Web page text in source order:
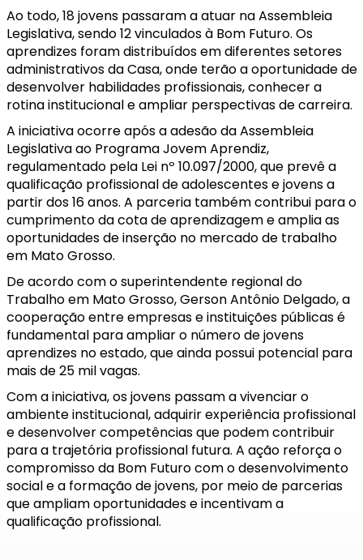
Ao todo, 18 jovens passaram a atuar na Assembleia
Legislativa, sendo 12 vinculados à Bom Futuro. Os
aprendizes foram distribuídos em diferentes setores
administrativos da Casa, onde terão a oportunidade de
desenvolver habilidades profissionais, conhecer a
rotina institucional e ampliar perspectivas de carreira.
A iniciativa ocorre após a adesão da Assembleia
Legislativa ao Programa Jovem Aprendiz,
regulamentado pela Lei nº 10.097/2000, que prevê a
qualificação profissional de adolescentes e jovens a
partir dos 16 anos. A parceria também contribui para o
cumprimento da cota de aprendizagem e amplia as
oportunidades de inserção no mercado de trabalho
em Mato Grosso.
De acordo com o superintendente regional do
Trabalho em Mato Grosso, Gerson Antônio Delgado, a
cooperação entre empresas e instituições públicas é
fundamental para ampliar o número de jovens
aprendizes no estado, que ainda possui potencial para
mais de 25 mil vagas.
Com a iniciativa, os jovens passam a vivenciar o
ambiente institucional, adquirir experiência profissional
e desenvolver competências que podem contribuir
para a trajetória profissional futura. A ação reforça o
compromisso da Bom Futuro com o desenvolvimento
social e a formação de jovens, por meio de parcerias
que ampliam oportunidades e incentivam a
qualificação profissional.